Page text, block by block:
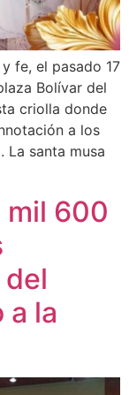
fe, el pasado 17
Bolívar del
criolla donde
a los
La santa musa
mil 600
a la